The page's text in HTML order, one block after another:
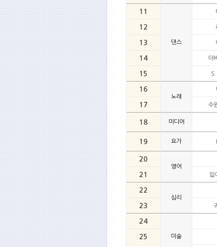
11
댄스
12
13
14 더
15
16
노래
17 수
18 미디어
19 요가
20
영어
21 입
22
심리
23
24
미술
25